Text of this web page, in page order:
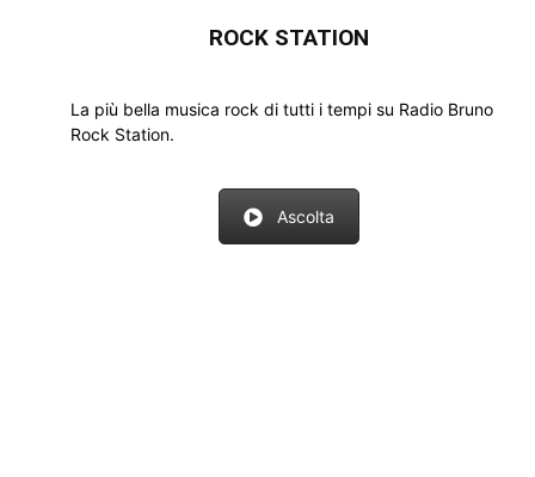
ROCK STATION
La più bella musica rock di tutti i tempi su Radio Bruno
Rock Station.
Ascolta